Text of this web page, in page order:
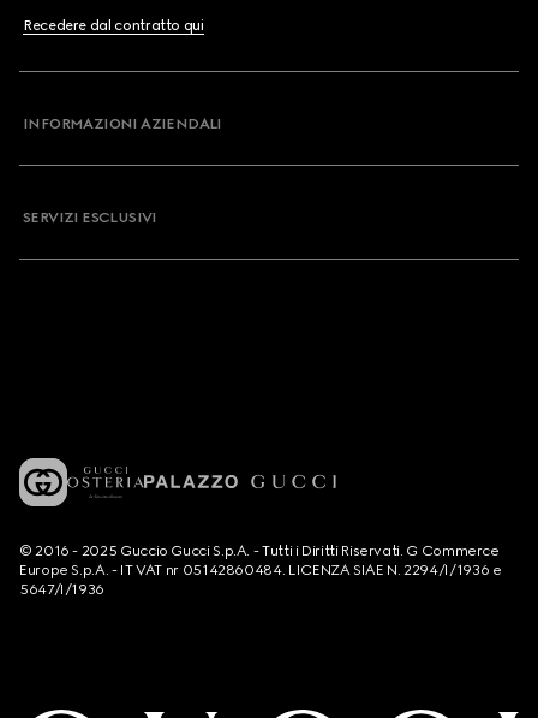
Recedere dal contratto qui
INFORMAZIONI AZIENDALI
SERVIZI ESCLUSIVI
© 2016 - 2025 Guccio Gucci S.p.A. - Tutti i Diritti Riservati. G Commerce
Europe S.p.A. - IT VAT nr 05142860484. LICENZA SIAE N. 2294/I/1936 e
5647/I/1936